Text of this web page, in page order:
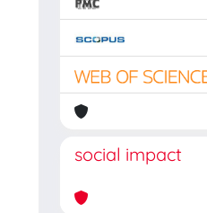
social impact